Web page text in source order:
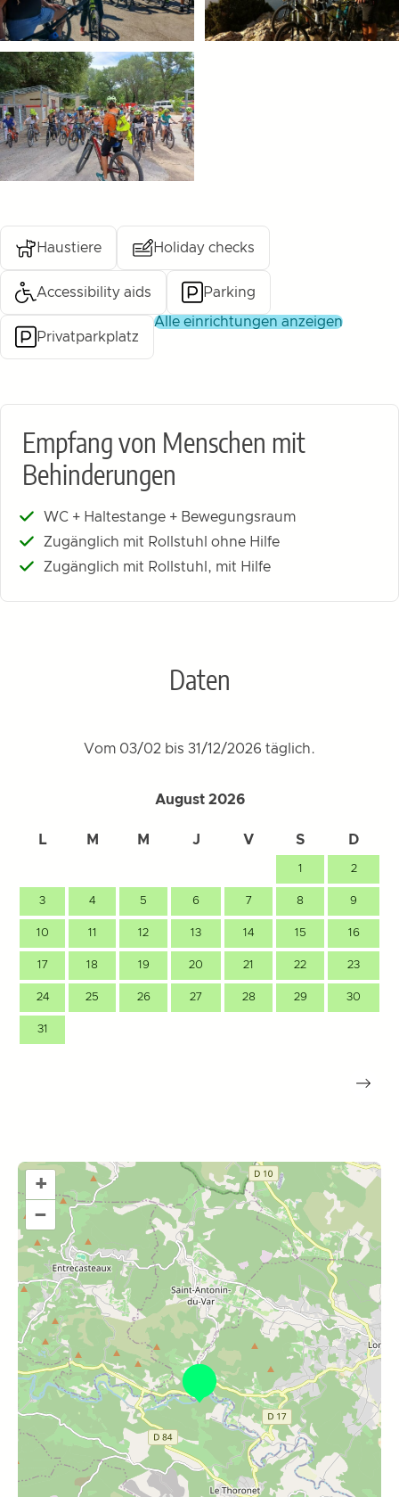
Haustiere Holiday checks
Accessibility aids Parking
Privatparkplatz
alle einrichtungen anzeigen
Empfang von Menschen mit
Behinderungen
WC + Haltestange + Bewegungsraum
Zugänglich mit Rollstuhl ohne Hilfe
Zugänglich mit Rollstuhl, mit Hilfe
Daten
Vom 03/02 bis 31/12/2026 täglich.
August 2026
L M M J V S D
1 2
3 4 5 6 7 8 9
10 11 12 13 14 15 16
17 18 19 20 21 22 23
24 25 26 27 28 29 30
31
+
–